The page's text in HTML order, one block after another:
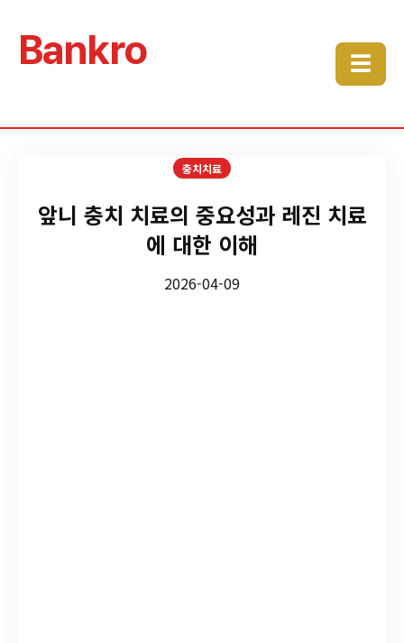
Bankro ☰
충치치료
앞니 충치 치료의 중요성과 레진 치료
에 대한 이해
2026-04-09